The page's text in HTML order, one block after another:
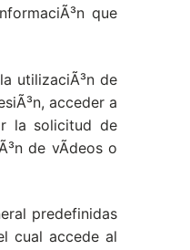
que
utilizaciÃ³n de
acceder a
la solicitud de
de vÃ­deos o
predefinidas
cual accede al